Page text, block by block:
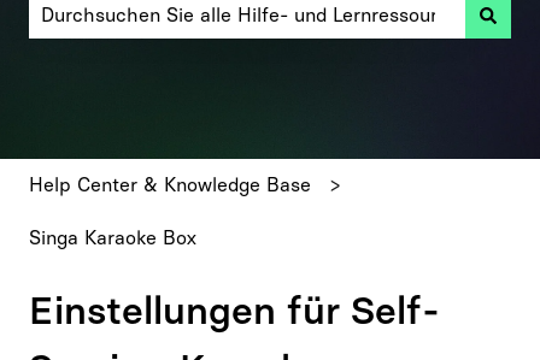
Help Center & Knowledge Base
Singa Karaoke Box
Einstellungen für Self-